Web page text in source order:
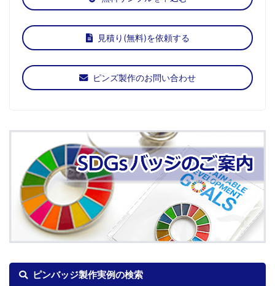
ピンバッジ製作実例の検索
見積り(無料)を依頼する
ピンズ製作のお問い合わせ